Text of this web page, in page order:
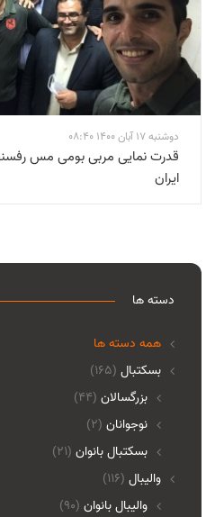
دوشنبه 17 آبان 1400 08:40
قدرت نمایی مربی بومی مس
ايران
دسته ها
همه دسته ها
(165) بسکتبال
بزرگسالان (44)
نوجوانان (2)
بسکتبال بانوان (21)
(116) والیبال
واليبال بانوان (90)